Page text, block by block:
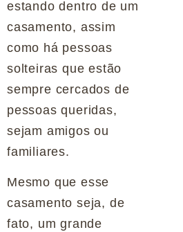
estando dentro de um
casamento, assim
como há pessoas
solteiras que estão
sempre cercados de
pessoas queridas,
sejam amigos ou
familiares.
Mesmo que esse
casamento seja, de
fato, um grande